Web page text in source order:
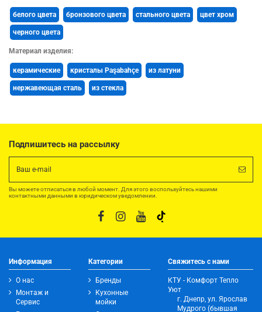
белого цвета бронзового цвета стального цвета цвет хром
черного цвета
Материал изделия:
керамические кристалы Paşabahçe из латуни
нержавеющая сталь из стекла
Подпишитесь на рассылку
Вы можете отписаться в любой момент. Для этого воспользуйтесь нашими
контактными данными в юридическом уведомлении.
Информация
О нас
Монтаж и
Сервис
Категории
Бренды
Кухонные
мойки
Свяжитесь с нами
КТУ - Комфорт Тепло
Уют
г. Днепр, ул. Ярослав
Мудрого (бывшая